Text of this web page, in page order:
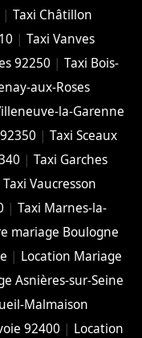
| Taxi Châtillon
| Taxi Vanves
92250 | Taxi Bois-
aux-Roses
la-Garenne
| Taxi Sceaux
| Taxi Garches
Taxi Vaucresson
| Taxi Marnes-la-
mariage Boulogne
| Location Mariage
Asnières-sur-Seine
Malmaison
92400 | Location